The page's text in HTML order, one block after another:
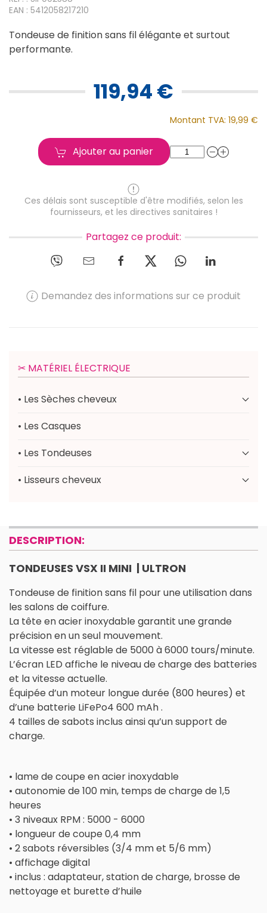
EAN : 5412058217210
Tondeuse de finition sans fil élégante et surtout
performante.
119,94 €
Montant TVA: 19,99 €
Ajouter au panier
Ces délais sont susceptible d'être modifiés, selon les
fournisseurs, et les directives sanitaires !
Partagez ce produit:
Demandez des informations sur ce produit
✂︎ MATÉRIEL ÉLECTRIQUE
• Les Sèches cheveux
• Les Casques
• Les Tondeuses
• Lisseurs cheveux
DESCRIPTION:
TONDEUSES VSX II MINI | ULTRON
Tondeuse de finition sans fil pour une utilisation dans
les salons de coiffure.
La tête en acier inoxydable garantit une grande
précision en un seul mouvement.
La vitesse est réglable de 5000 à 6000 tours/minute.
L’écran LED affiche le niveau de charge des batteries
et la vitesse actuelle.
Équipée d’un moteur longue durée (800 heures) et
d’une batterie LiFePo4 600 mAh .
4 tailles de sabots inclus ainsi qu’un support de
charge.
• lame de coupe en acier inoxydable
• autonomie de 100 min, temps de charge de 1,5
heures
• 3 niveaux RPM : 5000 - 6000
• longueur de coupe 0,4 mm
• 2 sabots réversibles (3/4 mm et 5/6 mm)
• affichage digital
• inclus : adaptateur, station de charge, brosse de
nettoyage et burette d’huile